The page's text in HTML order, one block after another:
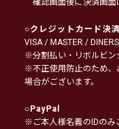
○クレジットカード決済
VISA / MASTER /
※分割払い・リボルビン
※不正使用防止のため、
場合がございます。
○PayPal
※ご本人様名義のIDのみ